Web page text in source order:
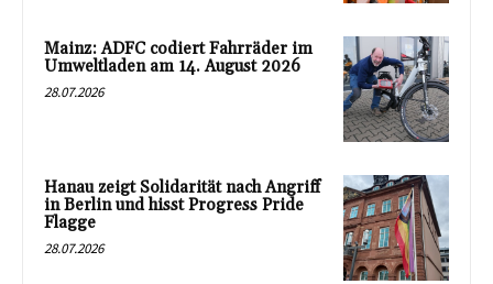
Mainz: ADFC codiert Fahrräder im
Umweltladen am 14. August 2026
28.07.2026
Hanau zeigt Solidarität nach Angriff
in Berlin und hisst Progress Pride
Flagge
28.07.2026